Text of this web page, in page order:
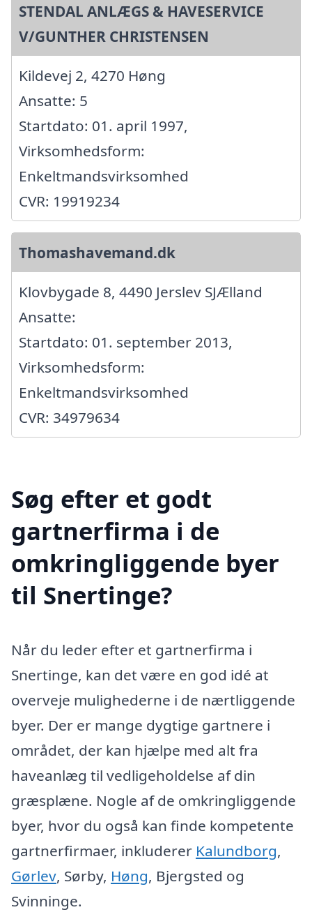
STENDAL ANLÆGS & HAVESERVICE
V/GUNTHER CHRISTENSEN
Kildevej 2, 4270 Høng
Ansatte: 5
Startdato: 01. april 1997,
Virksomhedsform:
Enkeltmandsvirksomhed
CVR: 19919234
Thomashavemand.dk
Klovbygade 8, 4490 Jerslev SJÆlland
Ansatte:
Startdato: 01. september 2013,
Virksomhedsform:
Enkeltmandsvirksomhed
CVR: 34979634
Søg efter et godt
gartnerfirma i de
omkringliggende byer
til Snertinge?
Når du leder efter et gartnerfirma i
Snertinge, kan det være en god idé at
overveje mulighederne i de nærtliggende
byer. Der er mange dygtige gartnere i
området, der kan hjælpe med alt fra
haveanlæg til vedligeholdelse af din
græsplæne. Nogle af de omkringliggende
byer, hvor du også kan finde kompetente
gartnerfirmaer, inkluderer Kalundborg,
Gørlev, Sørby, Høng, Bjergsted og
Svinninge.